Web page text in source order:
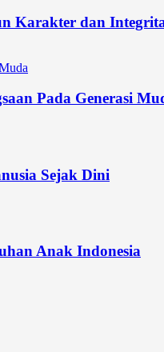
Karakter dan
Pada Generasi
Sejak Dini
Anak Indonesia